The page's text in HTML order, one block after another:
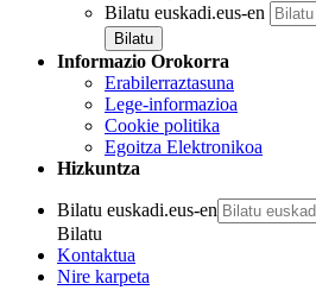
Bilatu euskadi.eus-en
Informazio Orokorra
Erabilerraztasuna
Lege-informazioa
Cookie politika
Egoitza Elektronikoa
Hizkuntza
Bilatu euskadi.eus-en
Bilatu
Kontaktua
Nire karpeta